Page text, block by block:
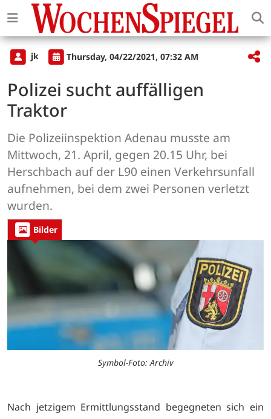
jk Thursday, 04/22/2021, 07:32 AM
Polizei sucht auffälligen
Traktor
Die Polizeiinspektion Adenau musste am
Mittwoch, 21. April, gegen 20.15 Uhr, bei
Herschbach auf der L90 einen Verkehrsunfall
aufnehmen, bei dem zwei Personen verletzt
wurden.
Bilder
Symbol-Foto: Archiv
Nach jetzigem Ermittlungsstand begegneten sich ein